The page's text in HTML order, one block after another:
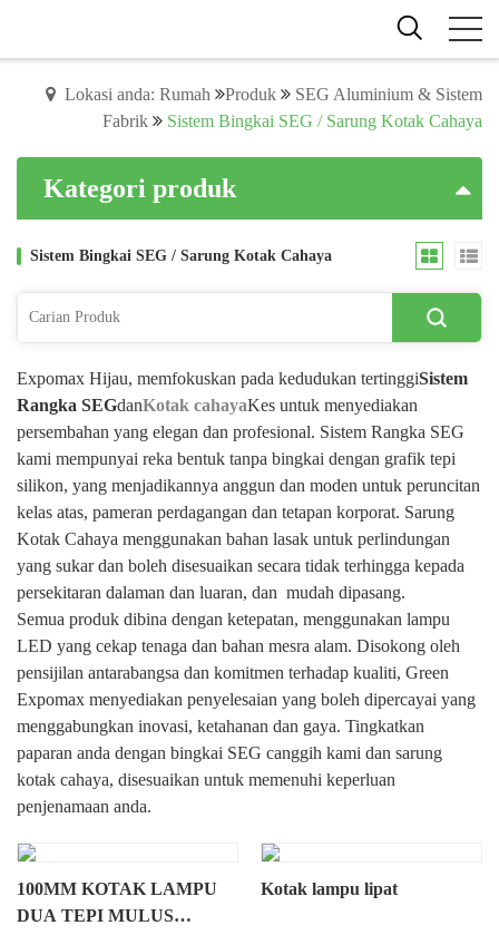
Lokasi anda: Rumah Produk
SEG Aluminium & Sistem
Fabrik
Sistem Bingkai SEG / Sarung Kotak Cahaya
Kategori produk
Sistem Bingkai SEG / Sarung Kotak Cahaya
Expomax Hijau, memfokuskan pada kedudukan tertinggiSistem
Rangka SEGdanKotak cahayaKes untuk menyediakan
persembahan yang elegan dan profesional. Sistem Rangka SEG
kami mempunyai reka bentuk tanpa bingkai dengan grafik tepi
silikon, yang menjadikannya anggun dan moden untuk peruncitan
kelas atas, pameran perdagangan dan tetapan korporat. Sarung
Kotak Cahaya menggunakan bahan lasak untuk perlindungan
yang sukar dan boleh disesuaikan secara tidak terhingga kepada
persekitaran dalaman dan luaran, dan mudah dipasang.
Semua produk dibina dengan ketepatan, menggunakan lampu
LED yang cekap tenaga dan bahan mesra alam. Disokong oleh
pensijilan antarabangsa dan komitmen terhadap kualiti, Green
Expomax menyediakan penyelesaian yang boleh dipercayai yang
menggabungkan inovasi, ketahanan dan gaya. Tingkatkan
paparan anda dengan bingkai SEG canggih kami dan sarung
kotak cahaya, disesuaikan untuk memenuhi keperluan
penjenamaan anda.
100MM KOTAK LAMPU
DUA TEPI MULUS
Kotak lampu lipat